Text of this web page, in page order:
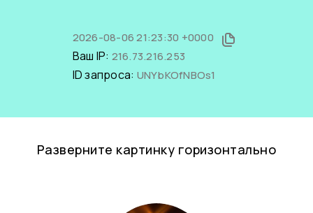
2026-08-06 21:23:30 +0000
Ваш IP: 216.73.216.253
ID запроса: UNYbKOfNBOs1
Разверните картинку горизонтально